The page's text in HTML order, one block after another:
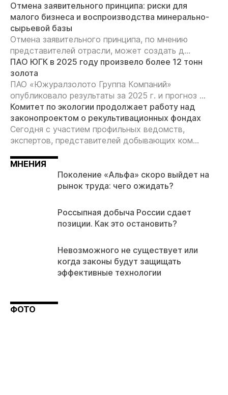
Отмена заявительного принципа: риски для
малого бизнеса и воспроизводства минерально-
сырьевой базы
Отмена заявительного принципа, по мнению
представителей отрасли, может создать д...
ПАО ЮГК в 2025 году произвело более 12 тонн
золота
ПАО «Южуралзолото Группа Компаний»
опубликовало результаты за 2025 г. и прогноз ...
Комитет по экологии продолжает работу над
законопроектом о рекультивационных фондах
Сегодня с участием профильных ведомств,
экспертов, представителей добывающих ком...
МНЕНИЯ
Поколение «Альфа» скоро выйдет на
рынок труда: чего ожидать?
Россыпная добыча России сдает
позиции. Как это остановить?
Невозможного не существует или
когда законы будут защищать
эффективные технологии
ФОТО